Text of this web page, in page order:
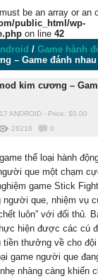
be an array or an
public_html/wp-
on line 42
/ Game hành
– Game đánh
kim cương –
ANDROID - Price: $0.00
26216 0
thể loại hành
que một chạm
game Stick
người que, nhiệm vụ
luôn” với đối thủ.
hiện được các cú
thưởng về cho
game người que
nhàng càng khiến